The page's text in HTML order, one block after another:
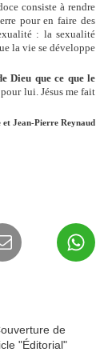
consiste à rendre
pour en faire des
: la sexualité
la vie se développe
Dieu que ce que le
lui. Jésus me fait
Jean-Pierre Reynaud